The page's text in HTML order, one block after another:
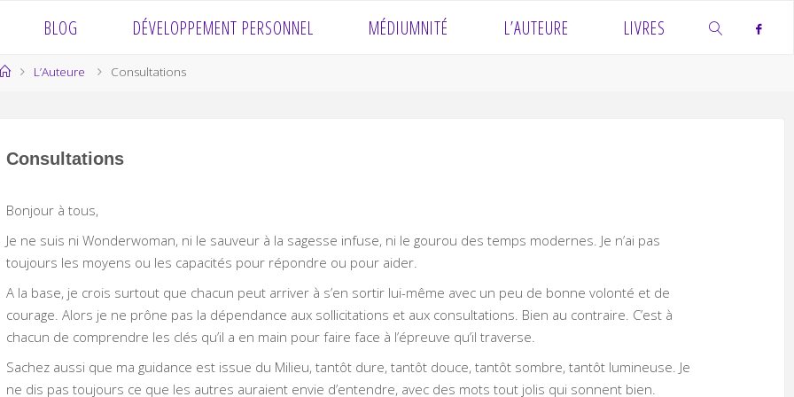
BLOG DÉVELOPPEMENT PERSONNEL MÉDIUMNITÉ L’AUTEURE LIVRES
HomeL’Auteure Consultations
Consultations
Bonjour à tous,
Je ne suis ni Wonderwoman, ni le sauveur à la sagesse infuse, ni le gourou des temps modernes. Je n’ai pas
toujours les moyens ou les capacités pour répondre ou pour aider.
A la base, je crois surtout que chacun peut arriver à s’en sortir lui-même avec un peu de bonne volonté et de
courage. Alors je ne prône pas la dépendance aux sollicitations et aux consultations. Bien au contraire. C’est à
chacun de comprendre les clés qu’il a en main pour faire face à l’épreuve qu’il traverse.
Sachez aussi que ma guidance est issue du Milieu, tantôt dure, tantôt douce, tantôt sombre, tantôt lumineuse. Je
ne dis pas toujours ce que les autres auraient envie d’entendre, avec des mots tout jolis qui sonnent bien.